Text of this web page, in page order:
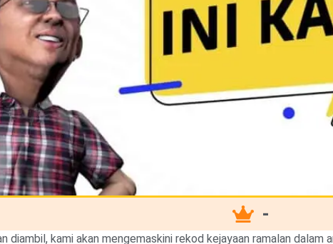
-
diambil, kami akan mengemaskini rekod kejayaan ramalan